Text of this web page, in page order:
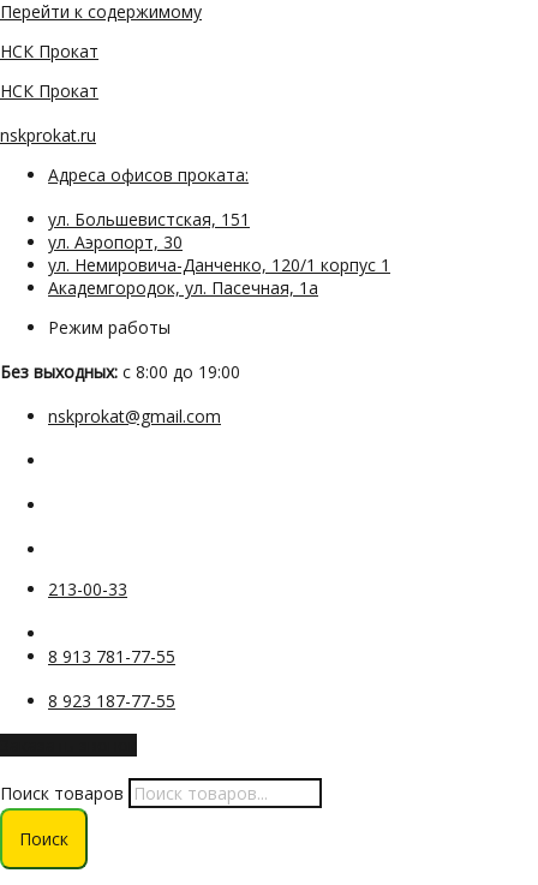
Перейти к содержимому
НСК Прокат
НСК Прокат
nskprokat.ru
Адреса офисов проката:
ул. Большевистская, 151
ул. Аэропорт, 30
ул. Немировича-Данченко, 120/1 корпус 1
Академгородок, ул. Пасечная, 1а
Режим работы
Без выходных: с 8:00 до 19:00
nskprokat@gmail.com
213-00-33
8 913 781-77-55
8 923 187-77-55
Поиск товаров
Поиск